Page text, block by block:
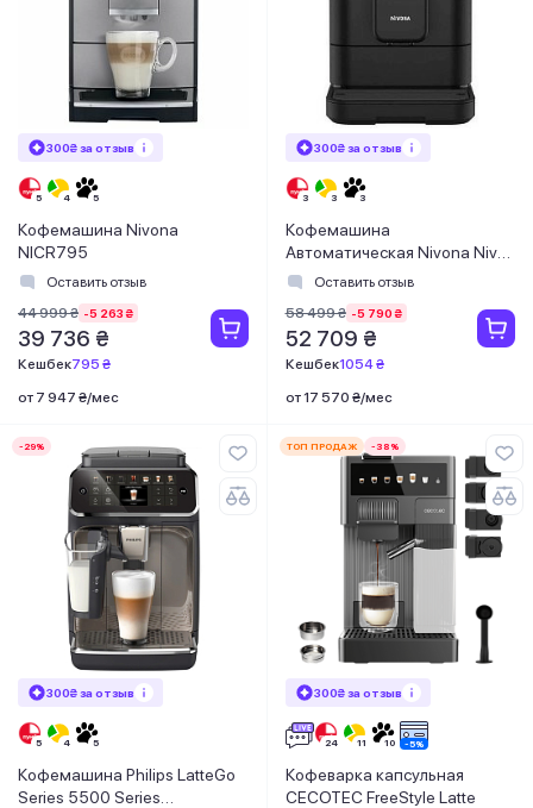
300₴ за отзыв
Кофемашина Nivona
NICR795
Оставить отзыв
44 999 ₴ -5 263 ₴
39 736 ₴
Кешбек795 ₴
от 7 947 ₴/мес
300₴ за отзыв
Кофемашина
Автоматическая Nivona Nivo
8101Оставить отзыв
58 499 ₴ -5 790 ₴
52 709 ₴
Кешбек1054 ₴
от 17 570 ₴/мес
-29%
300₴ за отзыв
Кофемашина Philips LatteGo
Series 5500 Series
ТОП ПРОДАЖ -38%
300₴ за отзыв
Кофеварка капсульная
CECOTEC FreeStyle Latte